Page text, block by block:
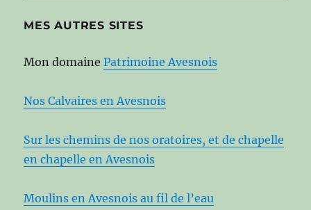
MES AUTRES SITES
Mon domainePatrimoine Avesnois
Nos Calvaires en Avesnois
Sur les chemins de nos oratoires, et de chapelle
en chapelle en Avesnois
Moulins en Avesnois au fil de l’eau